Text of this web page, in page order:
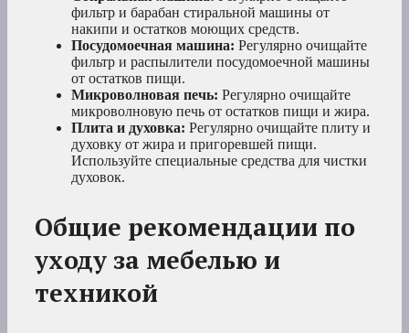
фильтр и барабан стиральной машины от
накипи и остатков моющих средств.
Посудомоечная машина: Регулярно очищайте
фильтр и распылители посудомоечной машины
от остатков пищи.
Микроволновая печь: Регулярно очищайте
микроволновую печь от остатков пищи и жира.
Плита и духовка: Регулярно очищайте плиту и
духовку от жира и пригоревшей пищи.
Используйте специальные средства для чистки
духовок.
Общие рекомендации по
уходу за мебелью и
техникой